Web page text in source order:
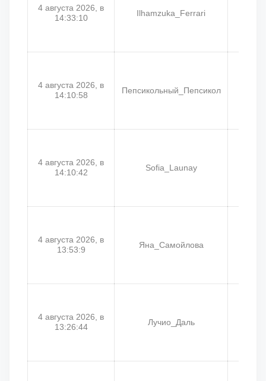
4 августа 2026, в
14:33:10
Ilhamzuka_Ferrari
4 августа 2026, в
14:10:58
Пепсикольный_Пепсикол
4 августа 2026, в
14:10:42
Sofia_Launay
4 августа 2026, в
13:53:9
Яна_Самойлова
4 августа 2026, в
13:26:44
Лучио_Даль